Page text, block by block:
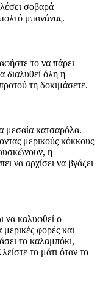
σοβαρά
μπανάνας.
το να πάρει
διαλυθεί όλη η
τη δοκιμάσετε.
μεσαία κατσαρόλα.
μερικούς κόκκους
η
να αρχίσει να βγάζει
να καλυφθεί ο
φορές και
το καλαμπόκι,
το μάτι όταν το